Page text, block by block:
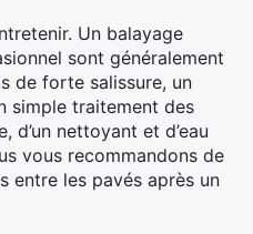
Un balayage
sont généralement
de forte salissure, un
simple traitement des
d’un nettoyant et d’eau
vous recommandons de
entre les pavés après un
×